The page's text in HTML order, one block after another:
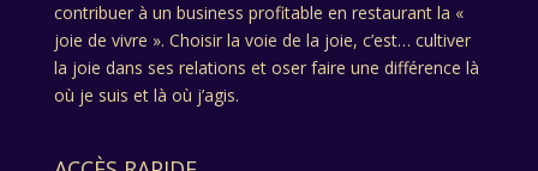
contribuer à un business profitable en restaurant la «
joie de vivre ». Choisir la voie de la joie, c’est… cultiver
la joie dans ses relations et oser faire une différence là
où je suis et là où j’agis.